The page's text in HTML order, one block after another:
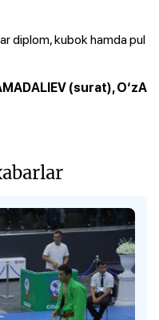
diplom, kubok hamda pul
(surat), O‘zA